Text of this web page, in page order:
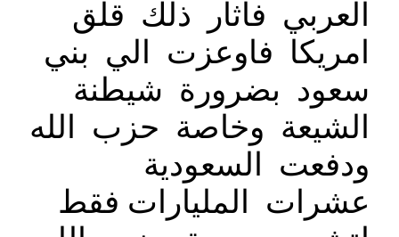
العربي فاثار ذلك قلق
امريكا فاوعزت الي بني
سعود بضرورة شيطنة
الشيعة وخاصة حزب الله
ودفعت السعودية
عشرات المليارات فقط